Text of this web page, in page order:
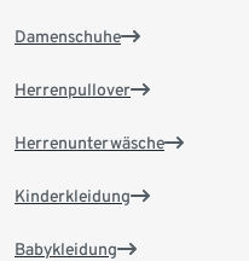
Damenschuhe
Herrenpullover
Herrenunterwäsche
Kinderkleidung
Babykleidung